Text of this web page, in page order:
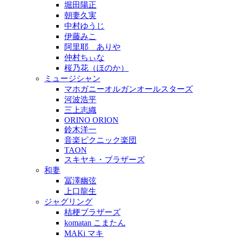
堀田陽正
朝妻久実
中村ゆうじ
伊藤みこ
阿里耶 ありや
仲村ちぃな
桜乃花（ほのか）
ミュージシャン
マホガニーオルガンオールスターズ
河波浩平
三上志織
ORINO ORION
鈴木洋一
音楽ピクニック楽団
TAON
スキヤキ・ブラザーズ
和妻
冨澤幽弦
上口龍生
ジャグリング
桔梗ブラザーズ
komatan こまたん
MAKi マキ